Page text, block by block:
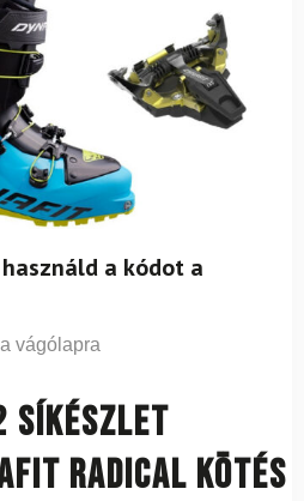
a kódot a
vágólapra
síkészlet
Radical kötés